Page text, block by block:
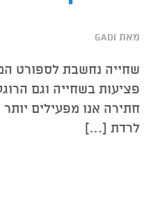
מאת gadi
שחייה נחשבת לספורט
פציעות בשחייה וגם
חתירה אנו מפעילים
לרדת […]